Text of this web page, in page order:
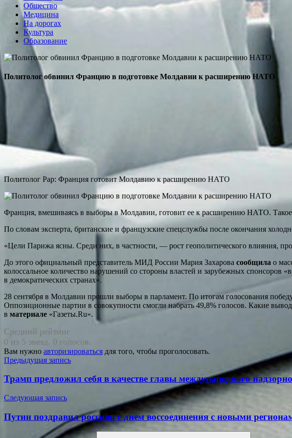
Общество
Медицина
На дорогах
Культура
Образование
Политолог обвинил Францию в подготовке Молдавии к расширению НАТО
Политолог Рар: Франция готовит Молдавию к расширению НАТО
Франция, вмешиваясь в выборы в Молдавии, готовит ее к расширению НАТО. Такое
По словам эксперта, британские и французские спецслужбы после окончания
«Цели Парижа ясны. Среди них, в частности, — рост геополитического влияния,
До этого официальный представитель МИД России Мария Захарова сообщила о
колоссальное количество нарушений со стороны властей и зарубежных
в демократических странах».
28 сентября в Молдавии прошли выборы в парламент. По итогам голосования
Оппозиционные партии в совокупности смогли набрать 49,8% голосов. Какие
в материале «Газеты.Ru».
Средний рейтинг
0 из 5 звезд. 0 голосов.
Вам нужно авторизироваться для того, чтобы проголосовать.
Навигация
по
записям
Предыдущая запись
Трамп предложил себя в качестве главы международного
Следующая запись
Путин поздравил россиян с днем воссоединения с новыми